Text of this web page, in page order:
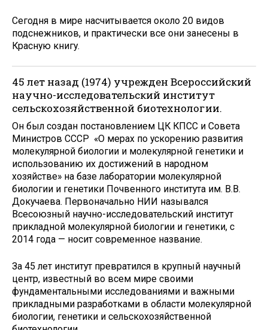
Сегодня в мире насчитывается около 20 видов
подснежников, и практически все они занесены в
Красную книгу.
45 лет назад (1974) учрежден Всероссийский
научно-исследовательский институт
сельскохозяйственной биотехнологии.
Он был создан постановлением ЦК КПСС и Совета
Министров СССР «О мерах по ускорению развития
молекулярной биологии и молекулярной генетики и
использованию их достижений в народном
хозяйстве» на базе лаборатории молекулярной
биологии и генетики Почвенного института им. В.В.
Докучаева. Первоначально НИИ назывался
Всесоюзный научно-исследовательский институт
прикладной молекулярной биологии и генетики, с
2014 года — носит современное название.
За 45 лет институт превратился в крупный научный
центр, известный во всем мире своими
фундаментальными исследованиями и важными
прикладными разработками в области молекулярной
биологии, генетики и сельскохозяйственной